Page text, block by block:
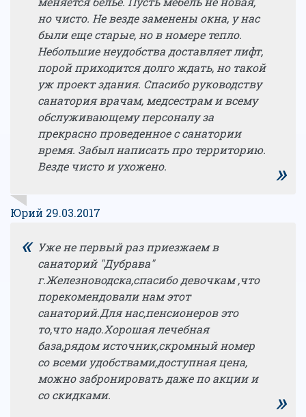
но чисто. Не везде заменены окна, у нас
были еще старые, но в номере тепло.
Небольшие неудобства доставляет лифт,
порой приходится долго ждать, но такой
уж проект здания. Спасибо руководству
санатория врачам, медсестрам и всему
обслуживающему персоналу за
прекрасно проведенное с санатории
время. Забыл написать про территорию.
Везде чисто и ухожено.
»
Юрий 29.03.2017
« Уже не первый раз приезжаем в
санаторий "Дубрава"
г.Железноводска,спасибо девочкам ,что
порекомендовали нам этот
санаторий.Для нас,пенсионеров это
то,что надо.Хорошая лечебная
база,рядом источник,скромный номер
со всеми удобствами,доступная цена,
можно забронировать даже по акции и
со скидками.
»